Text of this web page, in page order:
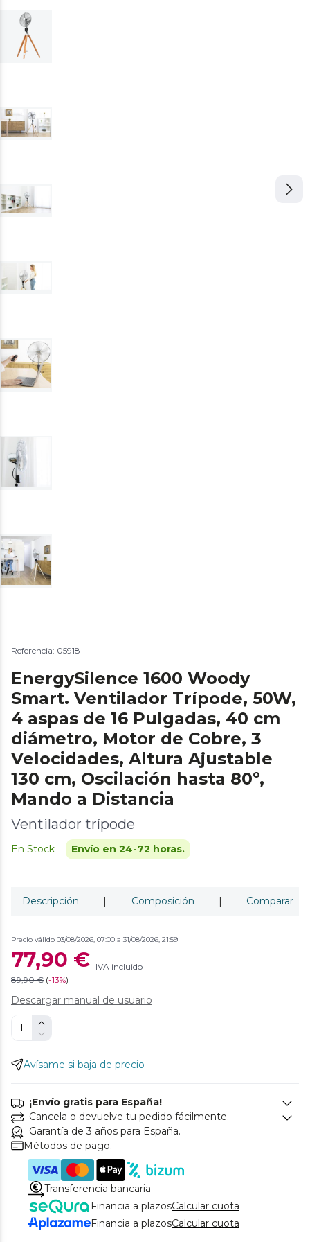
Referencia: 05918
EnergySilence 1600 Woody
Smart. Ventilador Trípode, 50W,
4 aspas de 16 Pulgadas, 40 cm
diámetro, Motor de Cobre, 3
Velocidades, Altura Ajustable
130 cm, Oscilación hasta 80º,
Mando a Distancia
Ventilador trípode
En Stock Envío en 24-72 horas.
Descripción | Composición | Comparar
Precio válido 03/08/2026, 07:00 a 31/08/2026, 21:59
77,90 € IVA incluido
89,90 € (-13%)
Descargar manual de usuario
Avísame si baja de precio
¡Envío gratis para España!
Cancela o devuelve tu pedido fácilmente.
Garantía de 3 años para España.
Métodos de pago.
Transferencia bancaria
Financia a plazosCalcular cuota
Financia a plazosCalcular cuota